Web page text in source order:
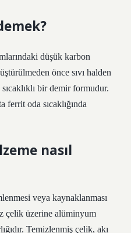
düşük karbon
önce sıvı halden
bir demir formudur.
ferrit oda sıcaklığında
nasıl
veya kaynaklanması
çelik üzerine alüminyum
Temizlenmiş çelik, akı